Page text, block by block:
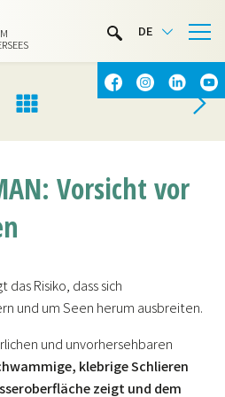
DE
Vorsicht vor
Risiko, dass sich
und um Seen herum ausbreiten.
und unvorhersehbaren
klebrige Schlieren
zeigt und dem